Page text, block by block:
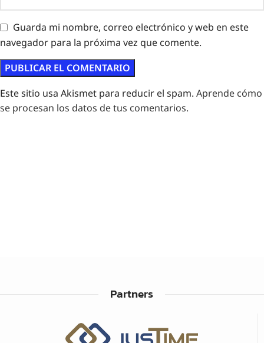
Guarda mi nombre, correo electrónico y web en este
navegador para la próxima vez que comente.
Este sitio usa Akismet para reducir el spam. Aprende cómo
se procesan los datos de tus comentarios.
Partners